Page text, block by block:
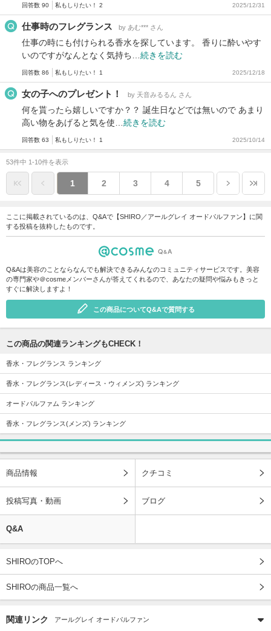
回答数 90 私もしりたい！ 2 2025/12/31
仕事時のフレグランス by あむ*** さん
仕事の時にも付けられる香水を探しています。 香りに酔いやす
いのですがなんとなく気持ち… 続きを読む
回答数 86 私もしりたい！ 1 2025/12/18
女の子へのプレゼント！ by 天音みるるん さん
何を貰ったら嬉しいですか？？ 誕生日などでは無いので あまり
高い物をあげると気を使… 続きを読む
回答数 63 私もしりたい！ 1 2025/10/14
53件中 1-10件を表示
1 2 3 4 5
ここに掲載されているのは、Q&Aで【SHIRO／アールグレイ オードパルファン】に関
する投稿を抜粋したものです。
Q&Aは美容のことならなんでも解決できるみんなのコミュニティサービスです。美容
の専門家や＠cosmeメンバーさんが答えてくれるので、あなたの疑問や悩みもきっと
すぐに解決しますよ！
この商品についてQ&Aで質問する
この商品の関連ランキングもCHECK！
香水・フレグランス ランキング
香水・フレグランス(レディース・ウィメンズ) ランキング
オードパルファム ランキング
香水・フレグランス(メンズ) ランキング
商品情報 クチコミ
投稿写真・動画 ブログ
Q&A
SHIROのTOPへ
SHIROの商品一覧へ
関連リンク アールグレイ オードパルファン